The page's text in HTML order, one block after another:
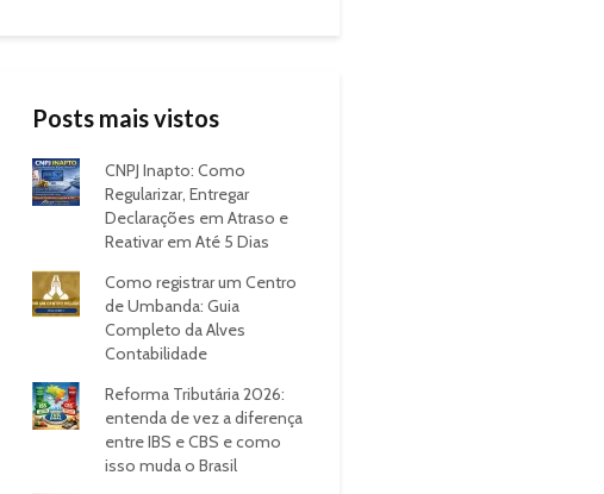
Posts mais vistos
CNPJ Inapto: Como
Regularizar, Entregar
Declarações em Atraso e
Reativar em Até 5 Dias
Como registrar um Centro
de Umbanda: Guia
Completo da Alves
Contabilidade
Reforma Tributária 2026:
entenda de vez a diferença
entre IBS e CBS e como
isso muda o Brasil